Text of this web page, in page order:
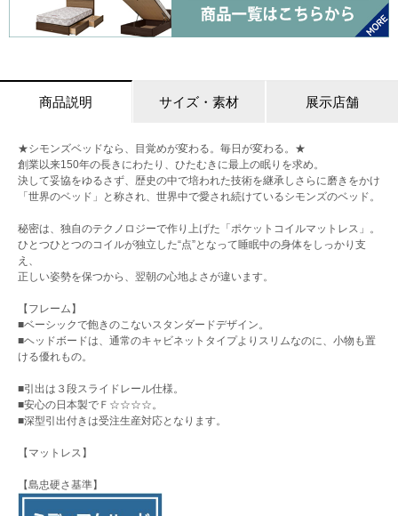
商品説明 サイズ・素材 展示店舗
★シモンズベッドなら、目覚めが変わる。毎日が変わる。★
創業以来150年の長きにわたり、ひたむきに最上の眠りを求め。
決して妥協をゆるさず、歴史の中で培われた技術を継承しさらに磨きをかけ
「世界のベッド」と称され、世界中で愛され続けているシモンズのベッド。
秘密は、独自のテクノロジーで作り上げた「ポケットコイルマットレス」。
ひとつひとつのコイルが独立した“点”となって睡眠中の身体をしっかり支
え、
正しい姿勢を保つから、翌朝の心地よさが違います。
【フレーム】
■ベーシックで飽きのこないスタンダードデザイン。
■ヘッドボードは、通常のキャビネットタイプよりスリムなのに、小物も置
ける優れもの。
■引出は３段スライドレール仕様。
■安心の日本製でＦ☆☆☆☆。
■深型引出付きは受注生産対応となります。
【マットレス】
【島忠硬さ基準】